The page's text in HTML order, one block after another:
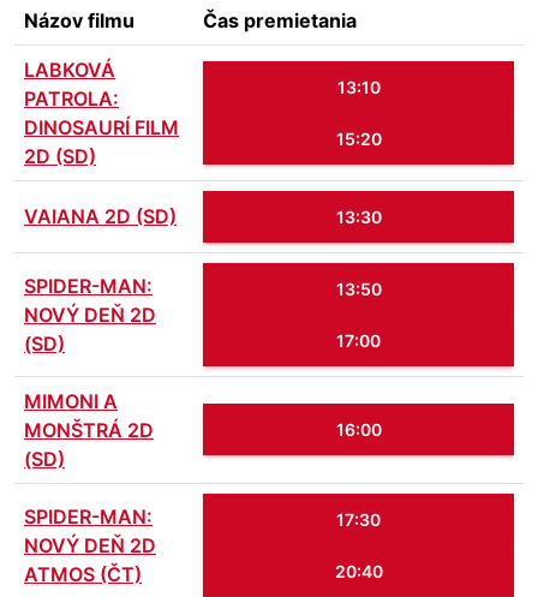
Názov filmu Čas premietania
LABKOVÁ
PATROLA:
DINOSAURÍ FILM
2D (SD)
13:10
15:20
VAIANA 2D (SD) 13:30
SPIDER-MAN:
NOVÝ DEŇ 2D
(SD)
13:50
17:00
MIMONI A
MONŠTRÁ 2D
(SD)
16:00
SPIDER-MAN:
NOVÝ DEŇ 2D
ATMOS (ČT)
17:30
20:40